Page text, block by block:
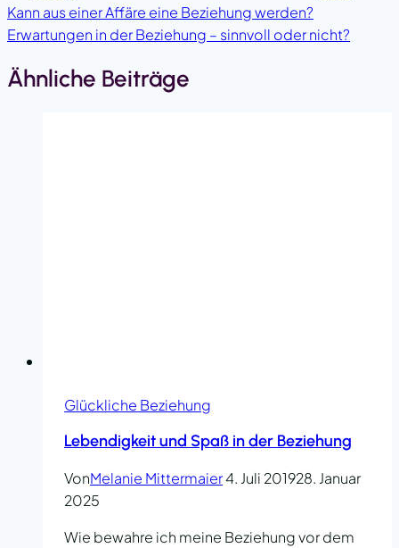
Kann aus einer Affäre eine Beziehung werden?
Erwartungen in der Beziehung – sinnvoll oder nicht?
Ähnliche Beiträge
Glückliche Beziehung
Lebendigkeit und Spaß in der Beziehung
VonMelanie Mittermaier4. Juli 201928. Januar
2025
Wie bewahre ich meine Beziehung vor dem